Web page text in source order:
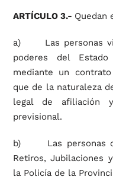
ARTÍCULO 3.- Quedan
a) Las personas
poderes del Estado
mediante un
que de la naturaleza
legal de afiliación
previsional.
b) Las personas
Retiros, Jubilaciones
la Policía de la